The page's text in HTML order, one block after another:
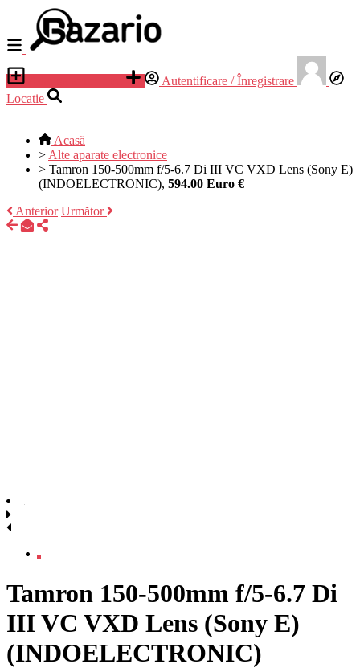
Autentificare / Înregistrare
Locatie
Acasă
> Alte aparate electronice
> Tamron 150-500mm f/5-6.7 Di III VC VXD Lens (Sony E)
(INDOELECTRONIC), 594.00 Euro €
Anterior Următor
Tamron 150-500mm f/5-6.7 Di
III VC VXD Lens (Sony E)
(INDOELECTRONIC)